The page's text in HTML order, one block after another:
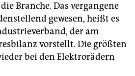
Branche. Das vergangene
gewesen, heißt es
der am
vorstellt. Die größten
bei den Elektrorädern